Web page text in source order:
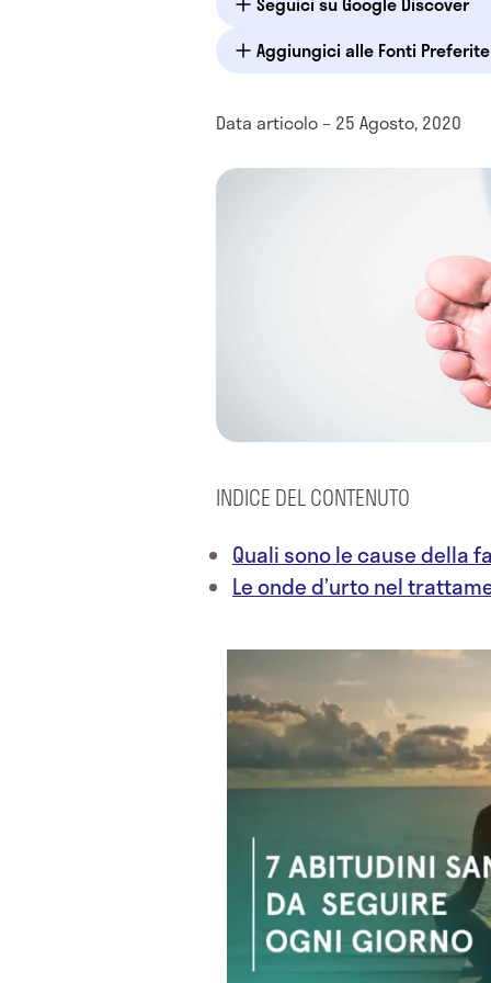
Aggiungici alle Fonti
Data articolo – 25 Agosto, 2020
INDICE DEL CONTENUTO
Quali sono le cause della
Le onde d’urto nel